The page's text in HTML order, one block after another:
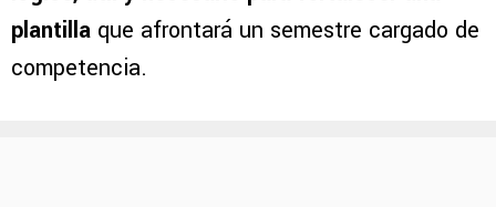
plantilla que afrontará un semestre cargado de
competencia.